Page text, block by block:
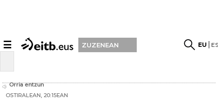
☰ ZUZENEAN EU
Orria entzun
OSTIRALEAN, 20:15EAN